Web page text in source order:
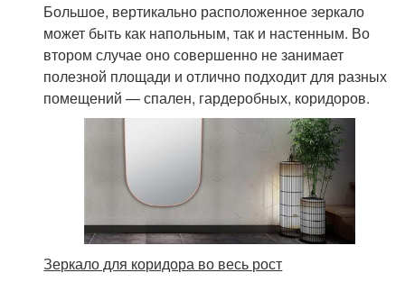
Большое, вертикально расположенное зеркало
может быть как напольным, так и настенным. Во
втором случае оно совершенно не занимает
полезной площади и отлично подходит для разных
помещений — спален, гардеробных, коридоров.
Зеркало для коридора во весь рост